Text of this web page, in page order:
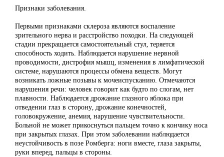
Признаки заболевания.
Первыми признаками склероза являются воспаление
зрительного нерва и расстройство походки. На следующей
стадии прекращается самостоятельный стул, теряется
способность ходить. Наблюдается нарушение нервной
проводимости, дистрофия мышц, изменения в лимфатической
системе, нарушаются процессы обмена веществ. Могут
возникать ложные позывы к мочеиспусканию. Отмечаются
нарушения речи: человек говорит как будто по слогам, нет
плавности. Наблюдается дрожание глазного яблока при
отведении глаз в сторону, дрожание конечностей,
головокружение, анемия, нарушение чувствительности.
Больной не может прикоснуться пальцем точно к кончику носа
при закрытых глазах. При этом заболевании наблюдается
неустойчивость в позе Ромберга: ноги вместе, глаза закрыты,
руки вперед, пальцы в стороны.